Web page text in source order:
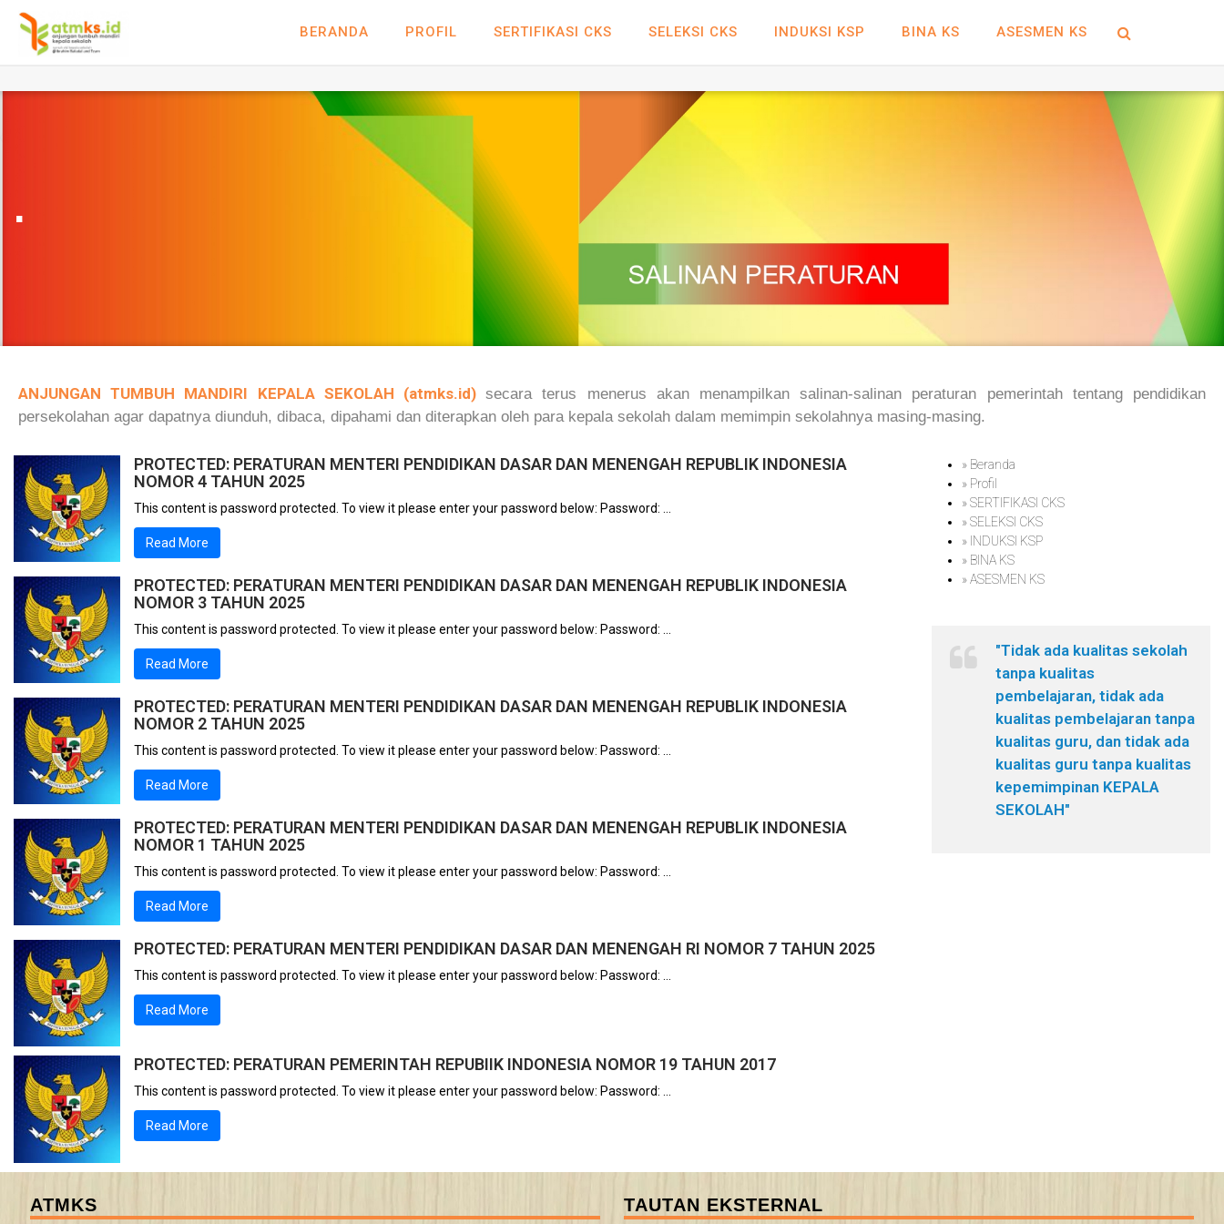
BERANDA PROFIL SERTIFIKASI CKS SELEKSI CKS INDUKSI KSP BINA KS ASESMEN KS
.
ANJUNGAN TUMBUH MANDIRI KEPALA SEKOLAH (atmks.id) secara terus menerus akan menampilkan salinan-salinan peraturan pemerintah tentang pendidikan
persekolahan agar dapatnya diunduh, dibaca, dipahami dan diterapkan oleh para kepala sekolah dalam memimpin sekolahnya masing-masing.
PROTECTED: PERATURAN MENTERI PENDIDIKAN DASAR DAN MENENGAH REPUBLIK INDONESIA
NOMOR 4 TAHUN 2025
This content is password protected. To view it please enter your password below: Password: ...
Read More
PROTECTED: PERATURAN MENTERI PENDIDIKAN DASAR DAN MENENGAH REPUBLIK INDONESIA
NOMOR 3 TAHUN 2025
This content is password protected. To view it please enter your password below: Password: ...
Read More
PROTECTED: PERATURAN MENTERI PENDIDIKAN DASAR DAN MENENGAH REPUBLIK INDONESIA
NOMOR 2 TAHUN 2025
This content is password protected. To view it please enter your password below: Password: ...
Read More
PROTECTED: PERATURAN MENTERI PENDIDIKAN DASAR DAN MENENGAH REPUBLIK INDONESIA
NOMOR 1 TAHUN 2025
This content is password protected. To view it please enter your password below: Password: ...
Read More
PROTECTED: PERATURAN MENTERI PENDIDIKAN DASAR DAN MENENGAH RI NOMOR 7 TAHUN 2025
This content is password protected. To view it please enter your password below: Password: ...
Read More
PROTECTED: PERATURAN PEMERINTAH REPUBIIK INDONESIA NOMOR 19 TAHUN 2017
This content is password protected. To view it please enter your password below: Password: ...
Read More
» Beranda
» Profil
» SERTIFIKASI CKS
» SELEKSI CKS
» INDUKSI KSP
» BINA KS
» ASESMEN KS
"Tidak ada kualitas sekolah
tanpa kualitas
pembelajaran, tidak ada
kualitas pembelajaran tanpa
kualitas guru, dan tidak ada
kualitas guru tanpa kualitas
kepemimpinan KEPALA
SEKOLAH"
ATMKS TAUTAN EKSTERNAL